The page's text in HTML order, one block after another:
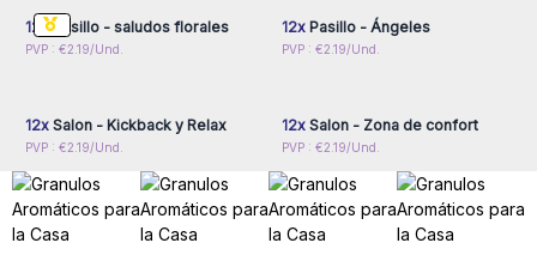
12xPasillo - saludos florales
PVP : €2.19/Und.
12xPasillo - Ángeles
PVP : €2.19/Und.
Inicie sesión o regístrese
12xSalon - Kickback y Relax
PVP : €2.19/Und.
Inicie sesión o regístrese
12xSalon - Zona de confort
PVP : €2.19/Und.